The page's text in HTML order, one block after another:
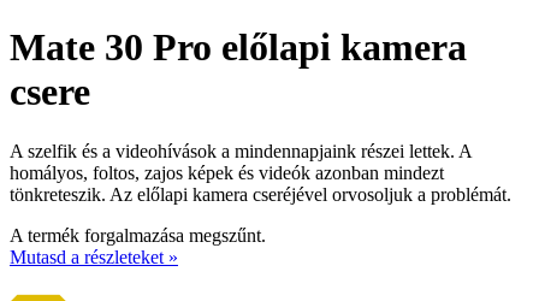
Mate 30 Pro előlapi kamera
csere
A szelfik és a videohívások a mindennapjaink részei lettek. A
homályos, foltos, zajos képek és videók azonban mindezt
tönkreteszik. Az előlapi kamera cseréjével orvosoljuk a problémát.
A termék forgalmazása megszűnt.
Mutasd a részleteket »